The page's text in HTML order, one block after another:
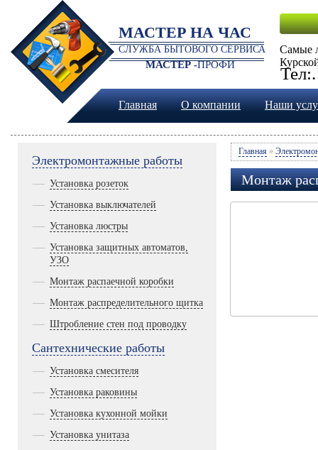
Самые
Главная О компании Наши
МАСТЕР НА ЧАС
СЛУЖБА БЫТОВОГО СЕРВИСА
МАСТЕР -ПРОФИ
Электромонтажные работы
Установка розеток
Установка выключателей
Установка люстры
Установка защитных автоматов,
УЗО
Монтаж распаечной коробки
Монтаж распределительного щитка
Штробление стен под проводку
Сантехнические работы
Установка смесителя
Установка раковины
Установка кухонной мойки
Установка унитаза
Главная »
Монтаж